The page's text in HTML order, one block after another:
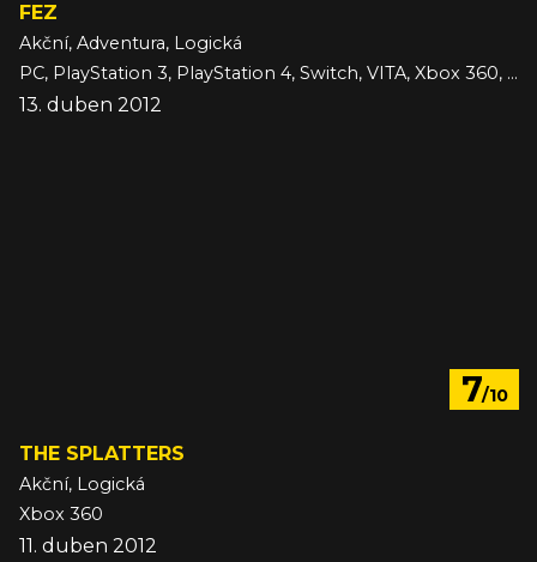
FEZ
Akční, Adventura, Logická
PC, PlayStation 3, PlayStation 4, Switch, VITA, Xbox 360, iOS
13. duben 2012
7/10
THE SPLATTERS
Akční, Logická
Xbox 360
11. duben 2012